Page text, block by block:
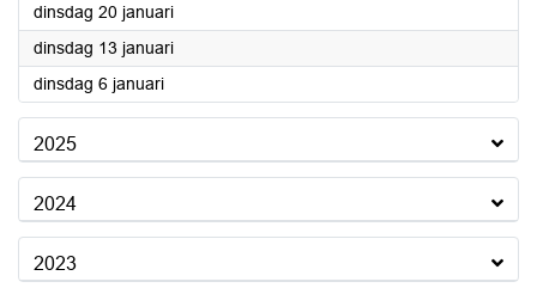
dinsdag 20 januari2026
dinsdag 13 januari2026
dinsdag 6 januari2026
2025
2024
2023